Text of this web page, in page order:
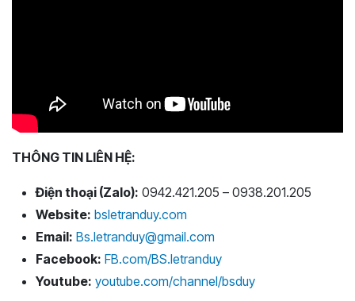
THÔNG TIN LIÊN HỆ:
Điện thoại (Zalo): 0942.421.205 – 0938.201.205
Website: bsletranduy.com
Email: Bs.letranduy@gmail.com
Facebook: FB.com/BS.letranduy
Youtube: youtube.com/channel/bsduy